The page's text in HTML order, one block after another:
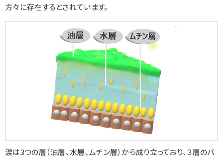
方々に存在するとされています。
涙は3つの層（油層、水層、ムチン層）から成り立っており、３層のバ